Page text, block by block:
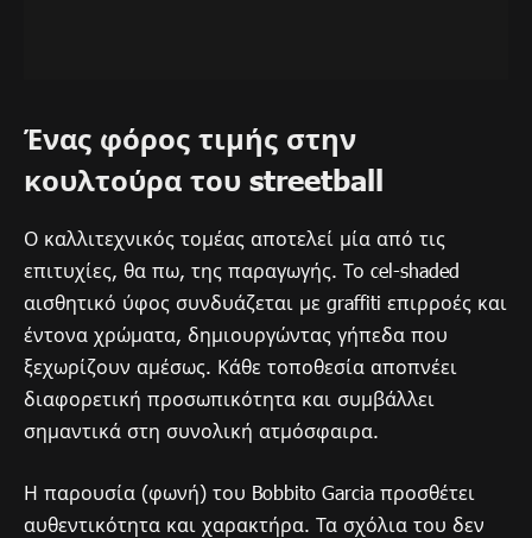
Ένας φόρος τιμής στην
κουλτούρα του streetball
Ο καλλιτεχνικός τομέας αποτελεί μία από τις
επιτυχίες, θα πω, της παραγωγής. Το cel-shaded
αισθητικό ύφος συνδυάζεται με graffiti επιρροές και
έντονα χρώματα, δημιουργώντας γήπεδα που
ξεχωρίζουν αμέσως. Κάθε τοποθεσία αποπνέει
διαφορετική προσωπικότητα και συμβάλλει
σημαντικά στη συνολική ατμόσφαιρα.
Η παρουσία (φωνή) του Bobbito Garcia προσθέτει
αυθεντικότητα και χαρακτήρα. Τα σχόλια του δεν